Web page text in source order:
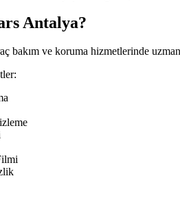
Antalya?
bakım ve koruma hizmetlerinde